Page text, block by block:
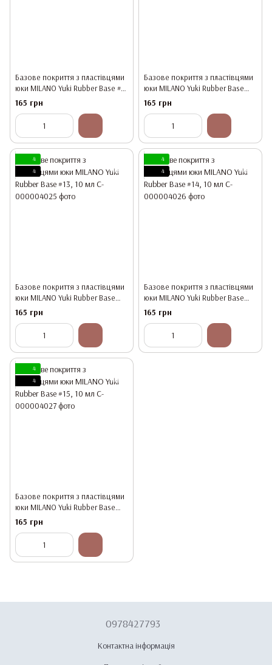
Базове покриття з пластівцями
юки MILANO Yuki Rubber Base #11,
10 мл
165 грн
Базове покриття з пластівцями
юки MILANO Yuki Rubber Base
#12, 10 мл
165 грн
4
4
Базове покриття з пластівцями
юки MILANO Yuki Rubber Base
#13, 10 мл
165 грн
4
4
Базове покриття з пластівцями
юки MILANO Yuki Rubber Base
#14, 10 мл
165 грн
4
4
Базове покриття з пластівцями
юки MILANO Yuki Rubber Base
#15, 10 мл
165 грн
0978427793
Контактна інформація